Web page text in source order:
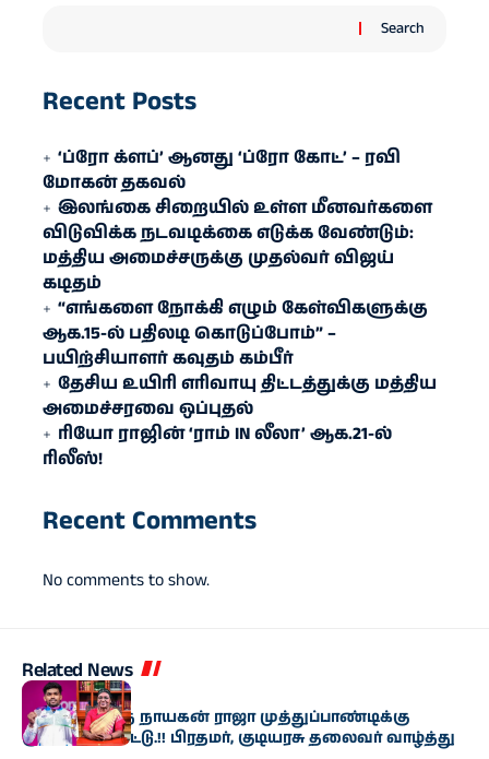
Search
Recent Posts
‘ப்ரோ க்ளப்’ ஆனது ‘ப்ரோ கோட்’ – ரவி
மோகன் தகவல்
இலங்கை சிறையில் உள்ள மீனவர்களை
விடுவிக்க நடவடிக்கை எடுக்க வேண்டும்:
மத்திய அமைச்சருக்கு முதல்வர் விஜய்
கடிதம்
“எங்களை நோக்கி எழும் கேள்விகளுக்கு
ஆக.15-ல் பதிலடி கொடுப்போம்” –
பயிற்சியாளர் கவுதம் கம்பீர்
தேசிய உயிரி எரி​வாயு திட்டத்துக்கு மத்திய
அமைச்சரவை ஒப்புதல்
ரியோ ராஜின் ‘ராம் IN லீலா’ ஆக.21-ல்
ரிலீஸ்!
Recent Comments
No comments to show.
Related News
இந்தியா
காமன்வெல்த் நாயகன் ராஜா முத்துப்பாண்டிக்கு
குவியும் பாராட்டு.!! பிரதமர், குடியரசு தலைவர் வாழ்த்து